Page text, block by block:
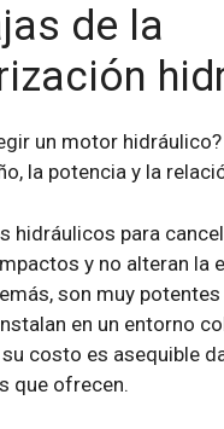
de la
un motor
la potencia y la
hidráulicos para
y no alteran la
son muy
en un entorno
costo es asequible
que ofrecen.